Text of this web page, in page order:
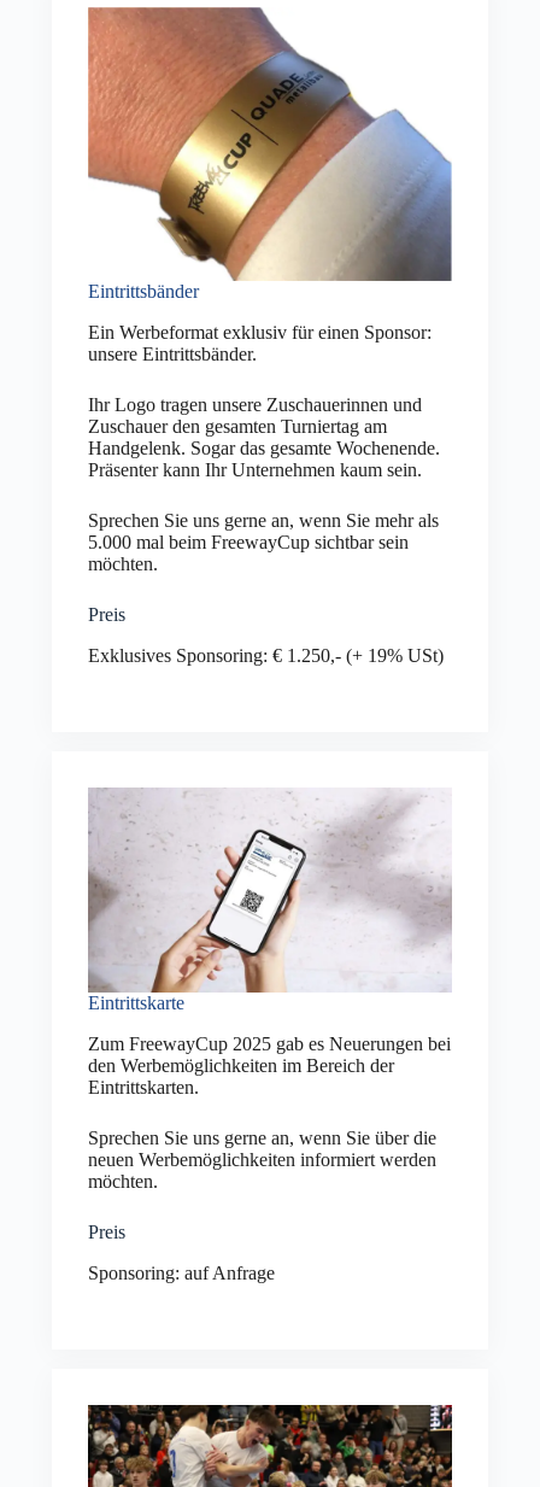
Eintrittsbänder
Ein Werbeformat exklusiv für einen Sponsor:
unsere Eintrittsbänder.
Ihr Logo tragen unsere Zuschauerinnen und
Zuschauer den gesamten Turniertag am
Handgelenk. Sogar das gesamte Wochenende.
Präsenter kann Ihr Unternehmen kaum sein.
Sprechen Sie uns gerne an, wenn Sie mehr als
5.000 mal beim FreewayCup sichtbar sein
möchten.
Preis
Exklusives Sponsoring: € 1.250,- (+ 19% USt)
Eintrittskarte
Zum FreewayCup 2025 gab es Neuerungen bei
den Werbemöglichkeiten im Bereich der
Eintrittskarten.
Sprechen Sie uns gerne an, wenn Sie über die
neuen Werbemöglichkeiten informiert werden
möchten.
Preis
Sponsoring: auf Anfrage